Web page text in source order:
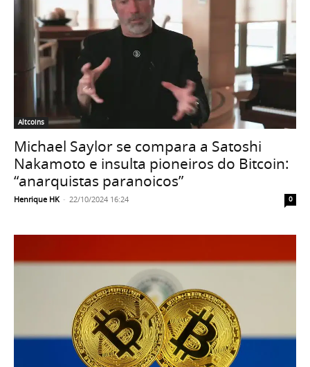
Altcoins
Michael Saylor se compara a Satoshi
Nakamoto e insulta pioneiros do Bitcoin:
“anarquistas paranoicos”
Henrique HK - 22/10/2024 16:24 0